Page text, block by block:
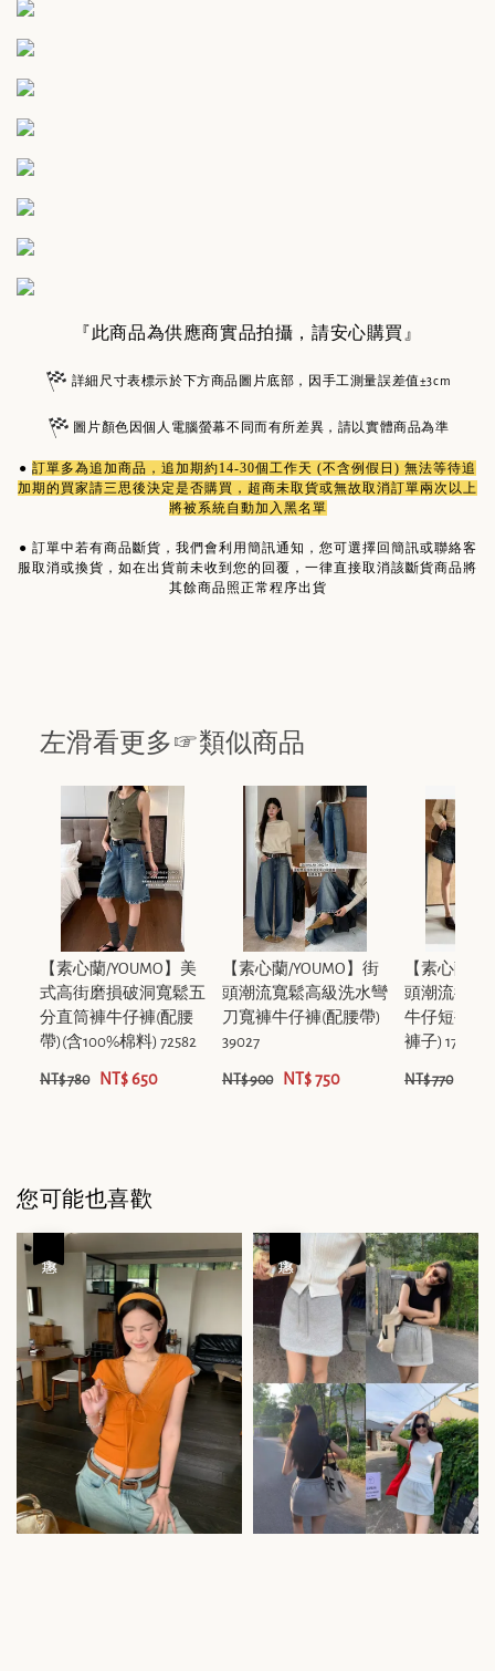
『此商品為供應商實品拍攝，請安心購買』
詳細尺寸表標示於下方商品圖片底部，因手工測量誤差值±3cm
圖片顏色因個人電腦螢幕不同而有所差異，請以實體商品為準
● 訂單多為追加商品 ，追加期約14-30個工作天 (不含例假日) 無法等待追
加期的買家請三思後決定是否購買，超商未取貨或無故取消訂單兩次以上
將被系統自動加入黑名單
● 訂單中若有商品斷貨，我們會利用簡訊通知，您可選擇回簡訊或聯絡客
服取消或換貨，如在出貨前未收到您的回覆，一律直接取消該斷貨商品將
其餘商品照正常程序出貨
左滑看更多☞類似商品
【素心蘭/YOUMO】美
式高街磨損破洞寬鬆五
分直筒褲牛仔褲(配腰
帶)(含100%棉料) 72582
NT$ 780 NT$ 650
【素心蘭/YOUMO】街
頭潮流寬鬆高級洗水彎
刀寬褲牛仔褲(配腰帶)
39027
NT$ 900 NT$ 750
【素心蘭/
頭潮流後口
牛仔短褲(
褲子) 17373
NT$ 770
您可能也喜歡